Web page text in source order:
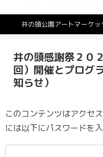
井の頭公園アートマーケ
井の頭感謝祭２０
回）開催とプログ
知らせ）
このコンテンツはアクセ
には以下にパスワードを